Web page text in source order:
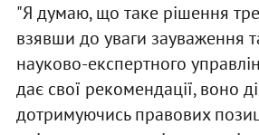
"Я думаю, що таке рішення
взявши до уваги зауваження
науково-експертного
дає свої рекомендації, воно
дотримуючись правових